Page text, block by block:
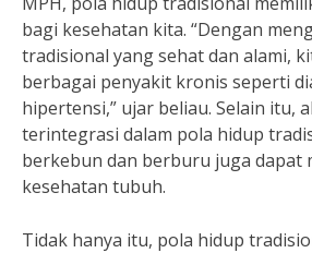
bagi kesehatan kita. “Dengan
tradisional yang sehat dan alami,
berbagai penyakit kronis seperti
hipertensi,” ujar beliau. Selain itu,
terintegrasi dalam pola hidup
berkebun dan berburu juga dapat
kesehatan tubuh.
Tidak hanya itu, pola hidup